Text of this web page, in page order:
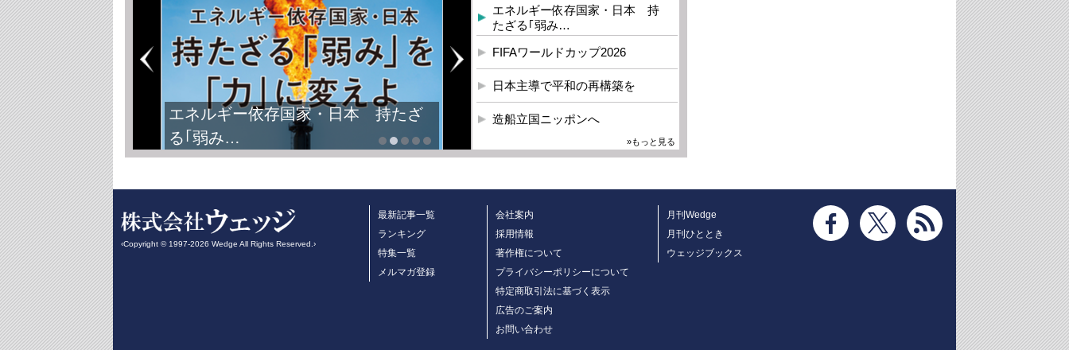
エネルギー依存国家・日本 持たざ
る｢弱み…
エネルギー依存国家・日本 持
たざる｢弱み…
FIFAワールドカップ2026
日本主導で平和の再構築を
造船立国ニッポンへ
»もっと見る
‹Copyright © 1997-2026 Wedge All Rights Reserved.›
最新記事一覧
ランキング
特集一覧
メルマガ登録
会社案内
採用情報
著作権について
プライバシーポリシーについて
特定商取引法に基づく表示
広告のご案内
お問い合わせ
月刊Wedge
月刊ひととき
ウェッジブックス